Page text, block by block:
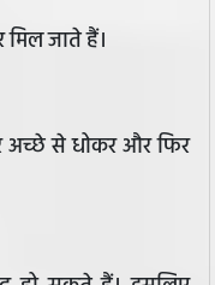
जाते हैं।
से धोकर और फिर